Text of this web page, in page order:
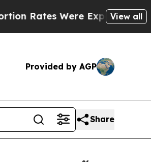
Expected to Tank After
View all
Provided by AGP
Share